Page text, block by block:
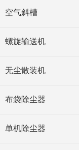
空气斜槽
螺旋输送机
无尘散装机
布袋除尘器
单机除尘器